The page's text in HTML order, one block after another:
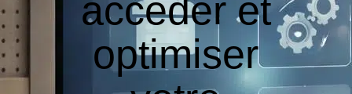
accéder et
optimiser